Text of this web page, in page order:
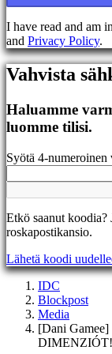
EL
EN
ES
FI
FR
HR
JA
KO
NL
PL
SR
SV
TR
UK
I have read and am
and Privacy Policy.
Vahvista
Haluamme
luomme tilisi.
Syötä 4-numeroinen
Etkö saanut koodia?
roskapostikansio.
Lähetä koodi
IDC
Blockpost
Media
[Dani